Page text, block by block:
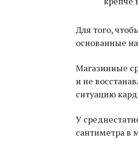
Для того,
основанные
Магазинные
и не
ситуацию
У
сантиметра в